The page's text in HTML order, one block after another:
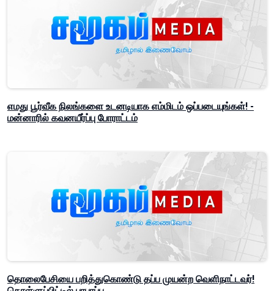
எமது பூர்வீக நிலங்களை உடனடியாக எம்மிடம் ஒப்படையுங்கள்! -
மன்னாரில் கவனயீர்ப்பு போராட்டம்
தொலைபேசியை பறித்துகொண்டு தப்ப முயன்ற வெளிநாட்டவர்!